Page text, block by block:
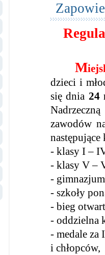
M
dzieci i
się dnia 24
zawodów
- klasy I –
- klasy V –
-
- szkoły
- bieg
- oddzielna
- medale
i chłopców,